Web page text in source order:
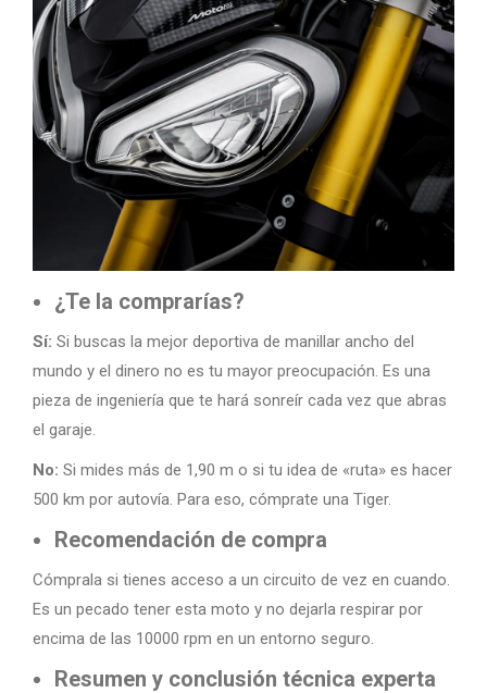
¿Te la comprarías?
Sí: Si buscas la mejor deportiva de manillar ancho del
mundo y el dinero no es tu mayor preocupación. Es una
pieza de ingeniería que te hará sonreír cada vez que abras
el garaje.
No: Si mides más de 1,90 m o si tu idea de «ruta» es hacer
500 km por autovía. Para eso, cómprate una Tiger.
Recomendación de compra
Cómprala si tienes acceso a un circuito de vez en cuando.
Es un pecado tener esta moto y no dejarla respirar por
encima de las 10000 rpm en un entorno seguro.
Resumen y conclusión técnica experta